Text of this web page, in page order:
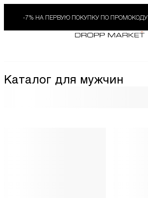
-7% НА ПЕРВУЮ ПОКУПКУ ПО ПРОМОКОДУ
Каталог для мужчин